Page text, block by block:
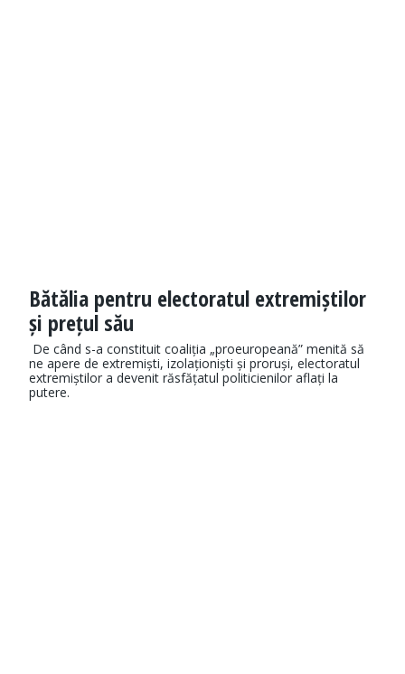
Bătălia pentru electoratul extremiștilor
și prețul său
De când s-a constituit coaliția „proeuropeană” menită să
ne apere de extremiști, izolaționiști și proruși, electoratul
extremiștilor a devenit răsfățatul politicienilor aflați la
putere.